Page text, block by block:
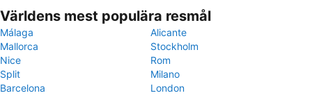
Världens mest populära resmål
Málaga
Alicante
Mallorca
Stockholm
Nice
Rom
Split
Milano
Barcelona
London